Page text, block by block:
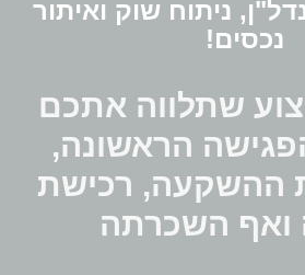
ניתוח שוק ואיתור
נכסים!
שתלווה אתכם
הראשונה,
ההשקעה, רכישת
ואף השכרתה